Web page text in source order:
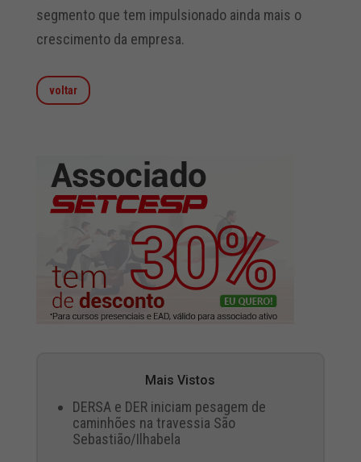
segmento que tem impulsionado ainda mais o
crescimento da empresa.
voltar
Mais Vistos
DERSA e DER iniciam pesagem de
caminhões na travessia São
Sebastião/Ilhabela